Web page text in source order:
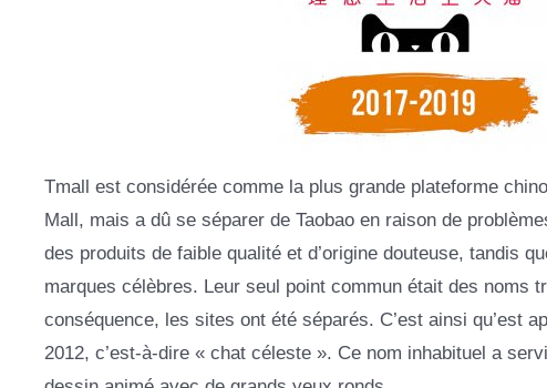
Tmall est considérée comme la plus grande plateforme
Mall, mais a dû se séparer de Taobao en raison de
des produits de faible qualité et d’origine douteuse, tandis
marques célèbres. Leur seul point commun était des
conséquence, les sites ont été séparés. C’est ainsi qu’est
2012, c’est-à-dire « chat céleste ». Ce nom inhabituel a